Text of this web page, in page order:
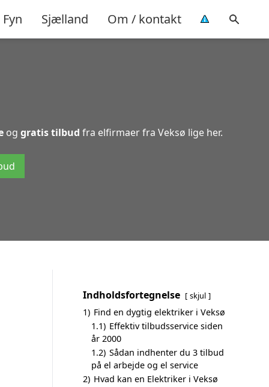
Fyn Sjælland Om / kontakt
og gratis tilbud fra elfirmaer fra Veksø lige her.
Indholdsfortegnelse skjul
1) Find en dygtig elektriker i Veksø
1.1) Effektiv tilbudsservice siden
år 2000
1.2) Sådan indhenter du 3 tilbud
på el arbejde og el service
2) Hvad kan en Elektriker i Veksø